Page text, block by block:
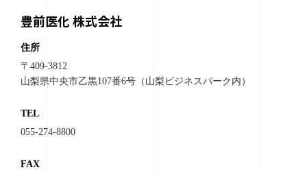
豊前医化 株式会社
住所
〒409-3812
山梨県中央市乙黒107番6号（山梨ビジネスパーク内）
TEL
055-274-8800
FAX